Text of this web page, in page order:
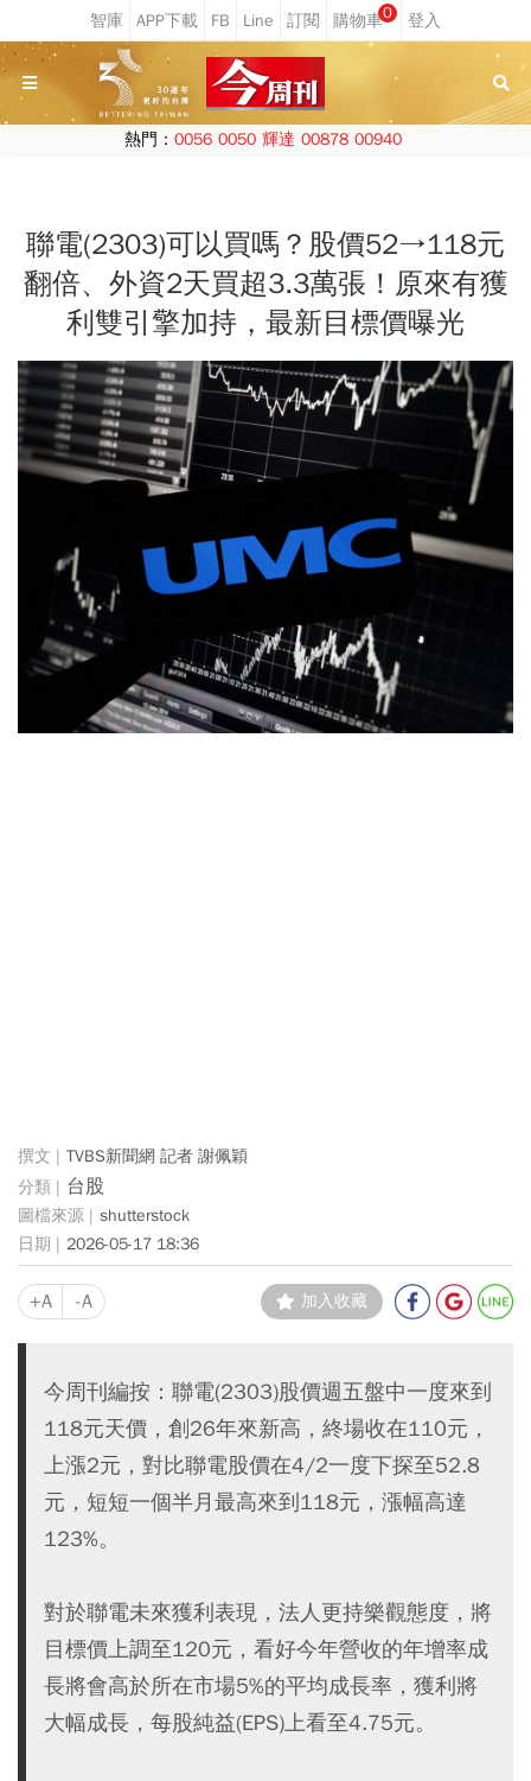
0
熱門： 0056 0050 輝達 00878 00940
聯電(2303)可以買嗎？股價52→118元
翻倍、外資2天買超3.3萬張！原來有獲
利雙引擎加持，最新目標價曝光
TVBS新聞網 記者 謝佩穎
台股
shutterstock
2026-05-17 18:36
+A -A 加入收藏
今周刊編按：聯電(2303)股價週五盤中一度來到
118元天價，創26年來新高，終場收在110元，
上漲2元，對比聯電股價在4/2一度下探至52.8
元，短短一個半月最高來到118元，漲幅高達
123%。
對於聯電未來獲利表現，法人更持樂觀態度，將
目標價上調至120元，看好今年營收的年增率成
長將會高於所在市場5%的平均成長率，獲利將
大幅成長，每股純益(EPS)上看至4.75元。